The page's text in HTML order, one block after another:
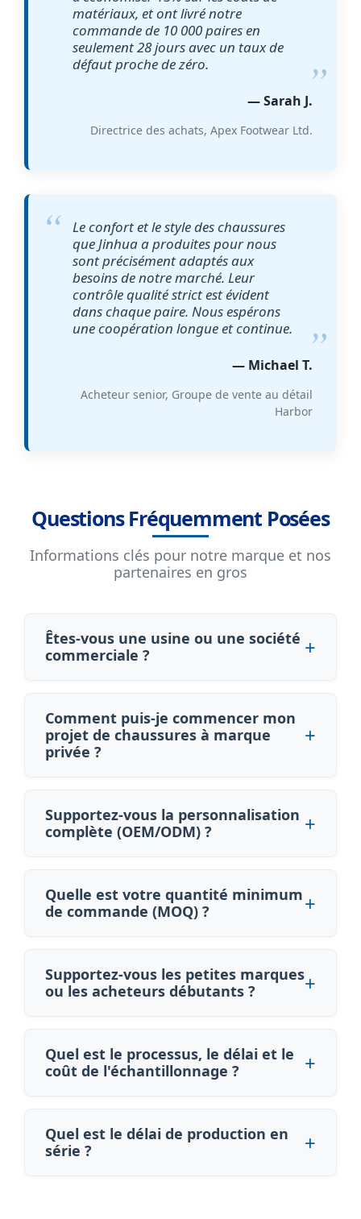
matériaux, et ont livré notre
commande de 10 000 paires en
seulement 28 jours avec un taux de
défaut proche de zéro.
— Sarah J.
Directrice des achats, Apex Footwear Ltd.
Le confort et le style des chaussures
que Jinhua a produites pour nous
sont précisément adaptés aux
besoins de notre marché. Leur
contrôle qualité strict est évident
dans chaque paire. Nous espérons
une coopération longue et continue.
— Michael T.
Acheteur senior, Groupe de vente au détail
Harbor
Questions Fréquemment Posées
Informations clés pour notre marque et nos
partenaires en gros
Êtes-vous une usine ou une société
commerciale ?
Comment puis-je commencer mon
projet de chaussures à marque
privée ?
Supportez-vous la personnalisation
complète (OEM/ODM) ?
Quelle est votre quantité minimum
de commande (MOQ) ?
Supportez-vous les petites marques
ou les acheteurs débutants ?
Quel est le processus, le délai et le
coût de l'échantillonnage ?
Quel est le délai de production en
série ?